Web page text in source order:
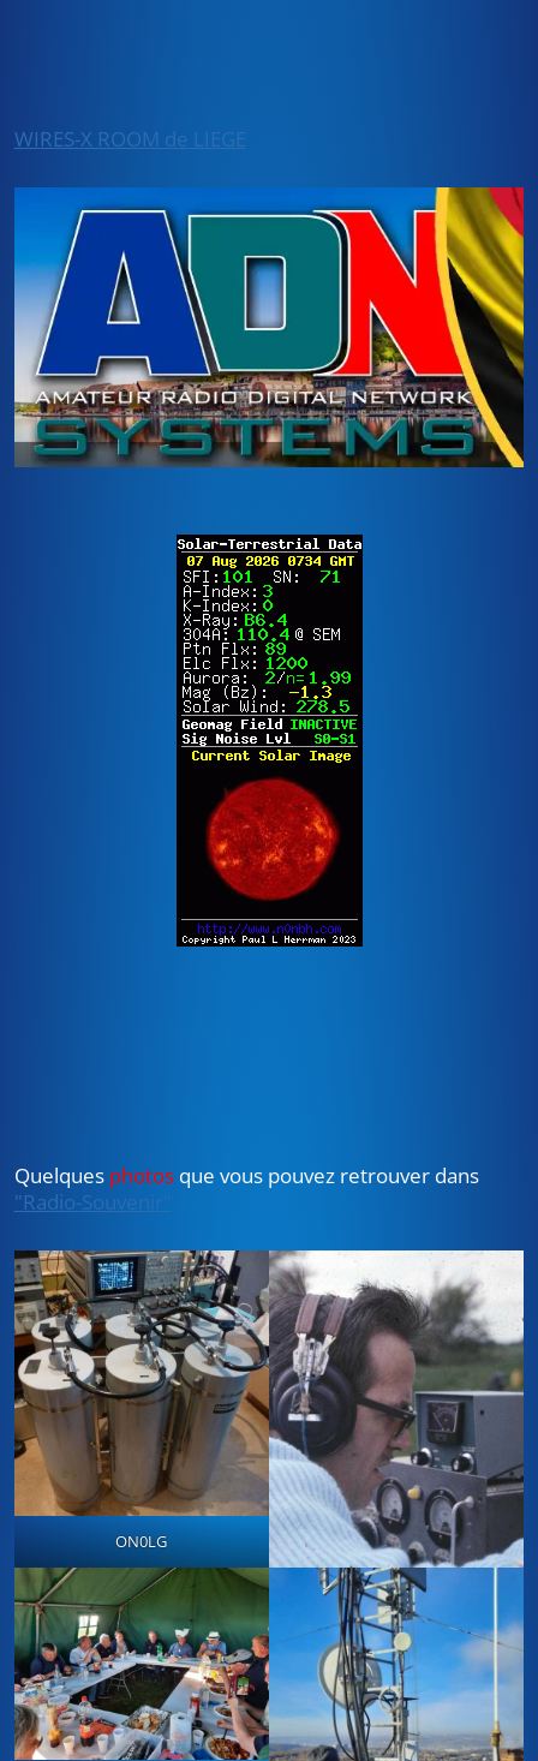
WIRES-X ROOM de LIEGE
Quelques photosque vous pouvez retrouver dans
"Radio-Souvenir"
ON0LG